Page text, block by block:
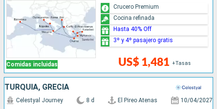
Comidas incluidas US$ 1,481 +Tasas
Crucero Premium
Cocina refinada
Hasta 40% Off
3º y 4º pasajero gratis
TURQUÍA, GRECIA
Celestyal Journey 8 d El Pireo Atenas 10/04/2027